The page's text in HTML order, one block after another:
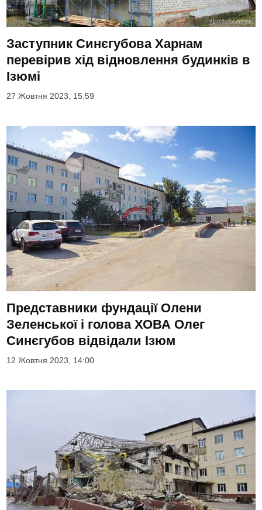
Заступник Синєгубова Харнам
перевірив хід відновлення будинків в
Ізюмі
27 Жовтня 2023, 15:59
Представники фундації Олени
Зеленської і голова ХОВА Олег
Синєгубов відвідали Ізюм
12 Жовтня 2023, 14:00